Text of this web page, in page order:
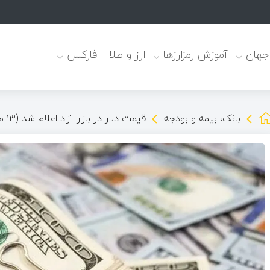
جهان آموزش رمزارزها ارز و طلا فارکس
بانک، بیمه و بودجه قیمت دلار در بازار آزاد اعلام شد (۱۳ مهر ۱۴۰۴)